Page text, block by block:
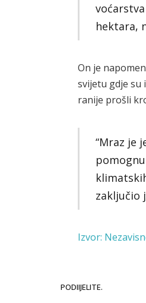
hektara,
On je
svijetu gdje su
ranije prošli
“Mraz je
zaključio
Izvor:
PODIIJELITE.